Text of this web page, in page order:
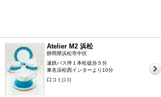
Atelier M2 浜松
静岡県浜松市中区
遠鉄バス停１本松徒歩５分
東名浜松西インターより10分
口コミ(13)